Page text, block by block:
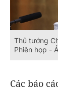
Thủ tướng
Phiên họp -
Các báo